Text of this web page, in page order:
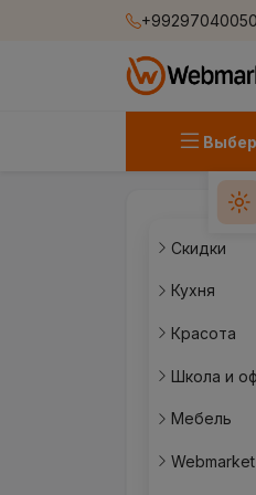
Скидки
Кухня
Красота
Школа и
Мебель